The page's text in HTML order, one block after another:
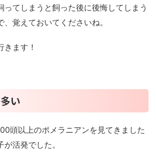
ってしまうと飼った後に後悔してしまう
覚えておいてくださいね。
きます！
い
頭以上のポメラニアンを見てきました
活発でした。